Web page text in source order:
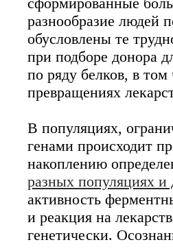
разнообразие людей
обусловлены те
при подборе донора
по ряду белков, в
превращениях
В популяциях,
генами происходит
накоплению
разных популяциях и
активность
и реакция на
генетически.